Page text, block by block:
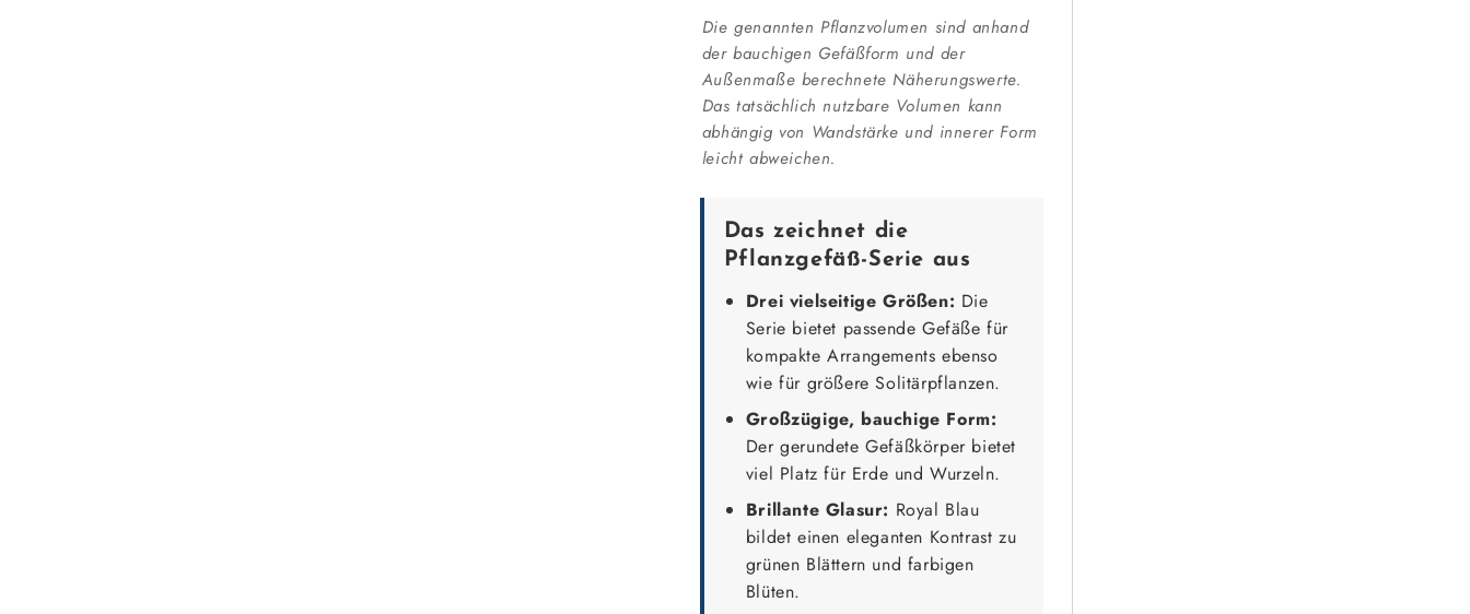
Die genannten Pflanzvolumen sind anhand
der bauchigen Gefäßform und der
Außenmaße berechnete Näherungswerte.
Das tatsächlich nutzbare Volumen kann
abhängig von Wandstärke und innerer Form
leicht abweichen.
Das zeichnet die
Pflanzgefäß-Serie aus
Drei vielseitige Größen: Die
Serie bietet passende Gefäße für
kompakte Arrangements ebenso
wie für größere Solitärpflanzen.
Großzügige, bauchige Form:
Der gerundete Gefäßkörper bietet
viel Platz für Erde und Wurzeln.
Brillante Glasur: Royal Blau
bildet einen eleganten Kontrast zu
grünen Blättern und farbigen
Blüten.